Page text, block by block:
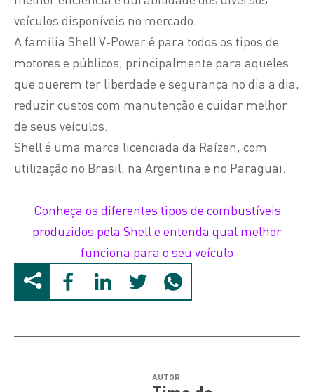
veículos disponíveis no mercado.
A família Shell V-Power é para todos os tipos de
motores e públicos, principalmente para aqueles
que querem ter liberdade e segurança no dia a dia,
reduzir custos com manutenção e cuidar melhor
de seus veículos.
Shell é uma marca licenciada da Raízen, com
utilização no Brasil, na Argentina e no Paraguai.
Conheça os diferentes tipos de combustíveis
produzidos pela Shell e entenda qual melhor
funciona para o seu veículo
AUTOR